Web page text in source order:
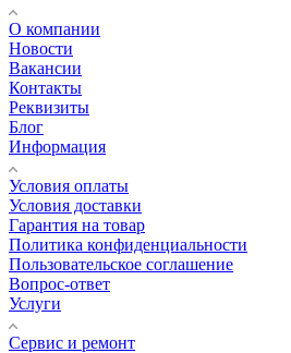
О компании
Новости
Вакансии
Контакты
Реквизиты
Блог
Информация
Условия оплаты
Условия доставки
Гарантия на товар
Политика конфиденциальности
Пользовательское соглашение
Вопрос-ответ
Услуги
Сервис и ремонт